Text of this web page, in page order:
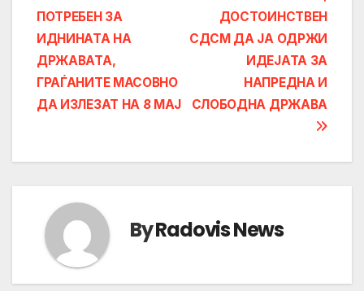
navigation
ДОСТОИНСТВЕН
СДСМ ДА ЈА ОДРЖИ
ИДЕЈАТА ЗА
НАПРЕДНА И
СЛОБОДНА ДРЖАВА
ПОТРЕБЕН ЗА
ИДНИНАТА НА
ДРЖАВАТА,
ГРАЃАНИТЕ МАСОВНО
ДА ИЗЛЕЗАТ НА 8 МАЈ
ByRadovis News